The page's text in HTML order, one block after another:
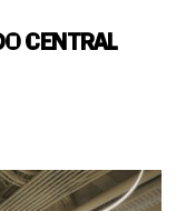
CENTRAL